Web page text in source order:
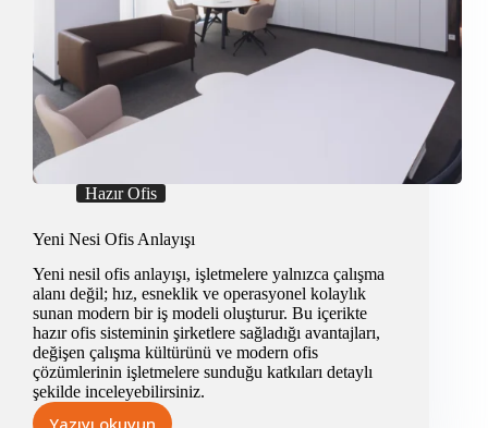
Hazır Ofis
Yeni Nesi Ofis Anlayışı
Yeni nesil ofis anlayışı, işletmelere yalnızca çalışma
alanı değil; hız, esneklik ve operasyonel kolaylık
sunan modern bir iş modeli oluşturur. Bu içerikte
hazır ofis sisteminin şirketlere sağladığı avantajları,
değişen çalışma kültürünü ve modern ofis
çözümlerinin işletmelere sunduğu katkıları detaylı
şekilde inceleyebilirsiniz.